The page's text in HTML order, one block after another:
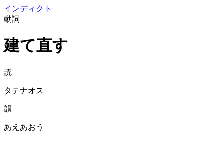
インディクト
動詞
建て直す
読
タテナオス
韻
あえあおう